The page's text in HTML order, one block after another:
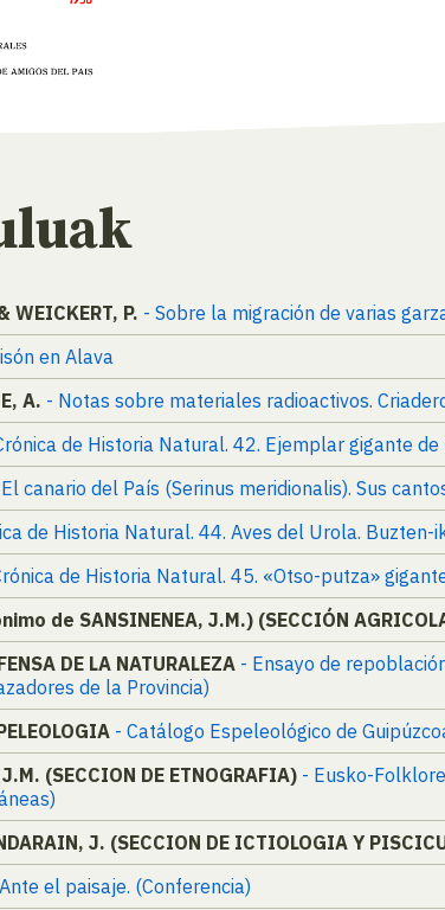
WEICKERT, P. - Sobre la migración de varias
en Alava
A. - Notas sobre materiales radioactivos.
de Historia Natural. 42. Ejemplar gigante
canario del País (Serinus meridionalis). Sus
de Historia Natural. 44. Aves del Urola. Buzten-
de Historia Natural. 45. «Otso-putza»
de SANSINENEA, J.M.) (SECCIÓN
DE LA NATURALEZA - Ensayo de
de la Provincia)
- Catálogo Espeleológico de
(SECCION DE ETNOGRAFIA) - Eusko-
J. (SECCION DE ICTIOLOGIA Y
el paisaje. (Conferencia)